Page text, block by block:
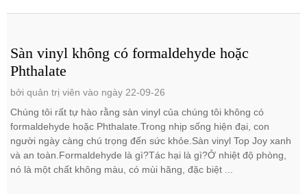
Sàn vinyl không có formaldehyde hoặc
Phthalate
bởi quản trị viên vào ngày 22-09-26
Chúng tôi rất tự hào rằng sàn vinyl của chúng tôi không có
formaldehyde hoặc Phthalate.Trong nhịp sống hiện đại, con
người ngày càng chú trọng đến sức khỏe.Sàn vinyl Top Joy xanh
và an toàn.Formaldehyde là gì?Tác hại là gì?Ở nhiệt độ phòng,
nó là một chất không màu, có mùi hăng, đặc biệt ...